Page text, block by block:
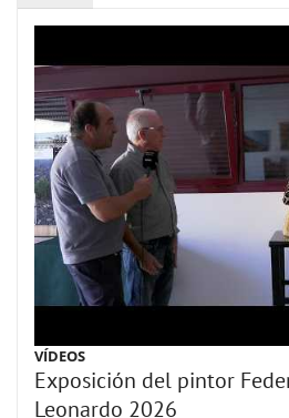
VÍDEOS
Exposición del pintor
Leonardo 2026